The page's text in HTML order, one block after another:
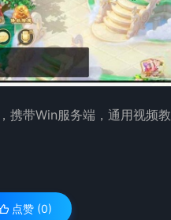
携带Win服务端，通用视频
点赞 (0)